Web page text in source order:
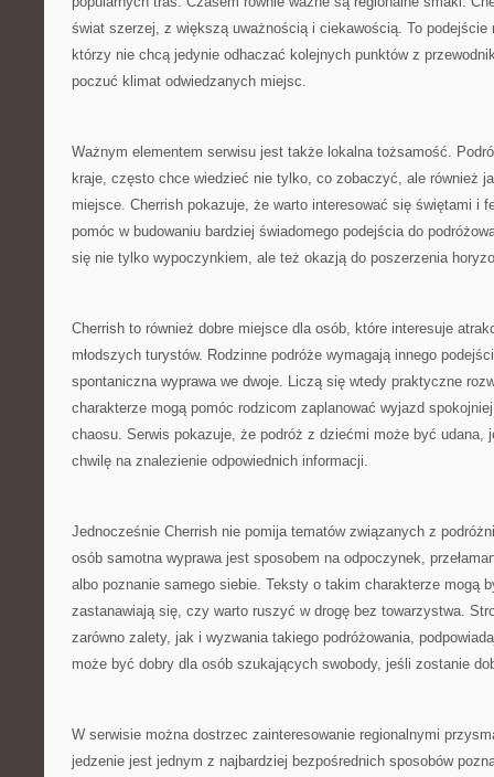
świat szerzej, z większą uważnością i ciekawością. To
którzy nie chcą jedynie odhaczać kolejnych punktów z
poczuć klimat odwiedzanych miejsc.
Ważnym elementem serwisu jest także lokalna tożsamość.
kraje, często chce wiedzieć nie tylko, co zobaczyć, ale również
miejsce. Cherrish pokazuje, że warto interesować się świętami i
pomóc w budowaniu bardziej świadomego podejścia do
się nie tylko wypoczynkiem, ale też okazją do poszerzenia
Cherrish to również dobre miejsce dla osób, które interesuje
młodszych turystów. Rodzinne podróże wymagają innego
spontaniczna wyprawa we dwoje. Liczą się wtedy praktyczne
charakterze mogą pomóc rodzicom zaplanować wyjazd
chaosu. Serwis pokazuje, że podróż z dziećmi może być udana,
chwilę na znalezienie odpowiednich informacji.
Jednocześnie Cherrish nie pomija tematów związanych z
osób samotna wyprawa jest sposobem na odpoczynek,
albo poznanie samego siebie. Teksty o takim charakterze mogą
zastanawiają się, czy warto ruszyć w drogę bez towarzystwa.
zarówno zalety, jak i wyzwania takiego podróżowania,
może być dobry dla osób szukających swobody, jeśli zostanie
W serwisie można dostrzec zainteresowanie regionalnymi
jedzenie jest jednym z najbardziej bezpośrednich sposobów